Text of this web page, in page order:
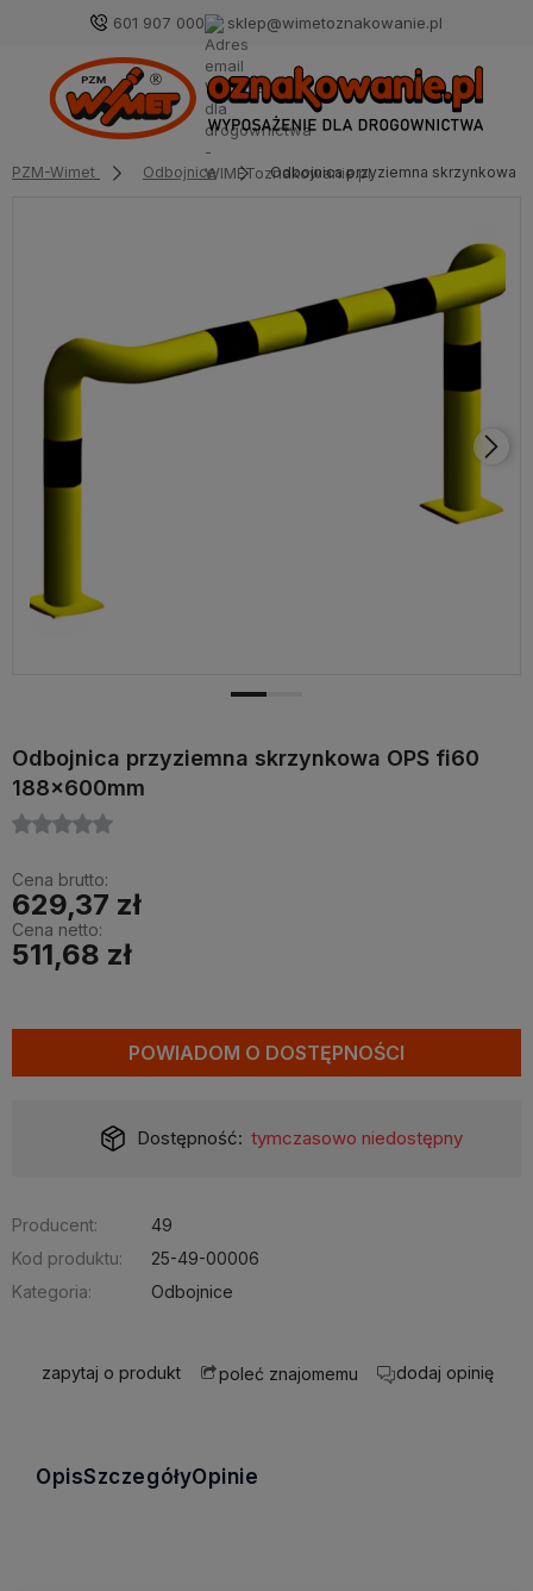
601 907 000 sklep@wimetoznakowanie.pl
PZM-Wimet Odbojnice Odbojnica przyziemna skrzynkowa
Odbojnica przyziemna skrzynkowa OPS fi60
188x600mm
Cena brutto:
629,37 zł
Cena netto:
511,68 zł
POWIADOM O DOSTĘPNOŚCI
Dostępność: tymczasowo niedostępny
Producent:
49
Kod produktu:
25-49-00006
Kategoria:
Odbojnice
zapytaj o produkt poleć znajomemu dodaj opinię
OpisSzczegółyOpinie